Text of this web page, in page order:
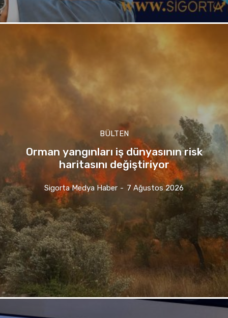
BÜLTEN
Orman yangınları iş dünyasının risk
haritasını değiştiriyor
Sigorta Medya Haber - 7 Ağustos 2026